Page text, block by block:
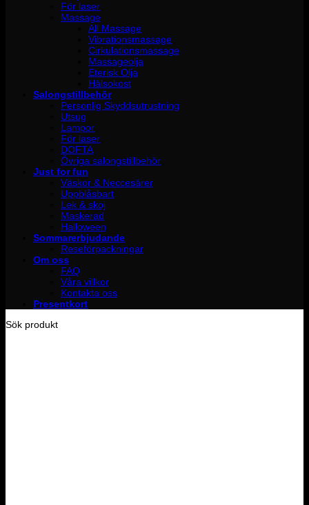
För laser
Massage
All Massage
Vibrationsmassage
Cirkulationsmassage
Massageolja
Eterisk Olja
Hälsokost
Salongstillbehör
Personlig Skyddsutrustning
Utsug
Lampor
För laser
DOFTA
Övriga salongstillbehör
Just for fun
Väskor & Neccesärer
Uppblåsbart
Lek & skoj
Maskerad
Halloween
Sommarerbjudande
Reseförpackningar
Om oss
FAQ
Våra villkor
Kontakta oss
Presentkort
Sök produkt